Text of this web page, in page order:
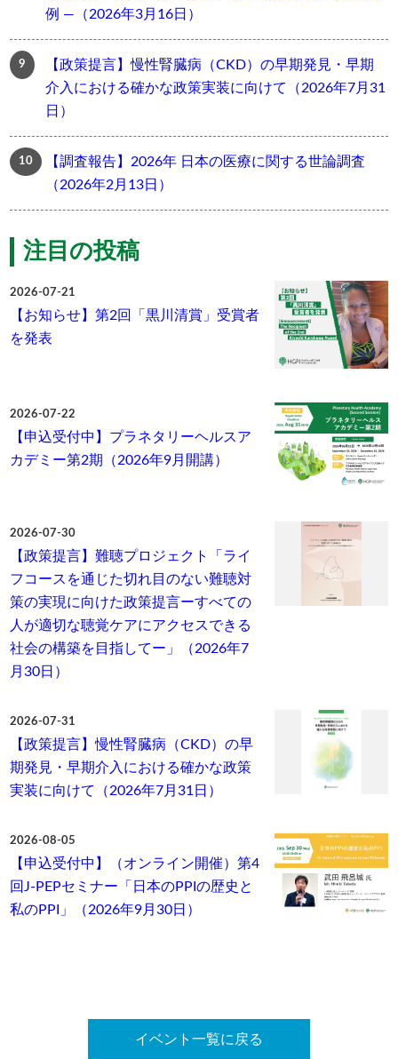
例 ―（2026年3月16日）
【政策提言】慢性腎臓病（CKD）の早期発見・早期
介入における確かな政策実装に向けて（2026年7月31
日）
【調査報告】2026年 日本の医療に関する世論調査
（2026年2月13日）
注目の投稿
2026-07-21
【お知らせ】第2回「黒川清賞」受賞者
を発表
2026-07-22
【申込受付中】プラネタリーヘルスア
カデミー第2期（2026年9月開講）
2026-07-30
【政策提言】難聴プロジェクト「ライ
フコースを通じた切れ目のない難聴対
策の実現に向けた政策提言ーすべての
人が適切な聴覚ケアにアクセスできる
社会の構築を目指してー」（2026年7
月30日）
2026-07-31
【政策提言】慢性腎臓病（CKD）の早
期発見・早期介入における確かな政策
実装に向けて（2026年7月31日）
2026-08-05
【申込受付中】（オンライン開催）第4
回J-PEPセミナー「日本のPPIの歴史と
私のPPI」（2026年9月30日）
イベント一覧に戻る